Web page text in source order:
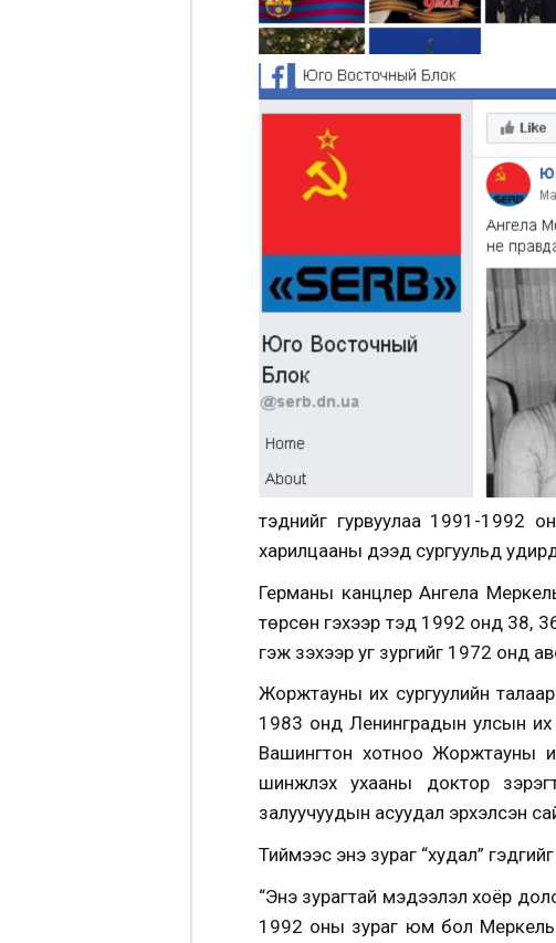
тэднийг гурвуулаа 1991-1992
харилцааны дээд сургуульд
Германы канцлер Ангела
төрсөн гэхээр тэд 1992 онд 38,
гэж үзэхээр уг зургийг 1972 онд
Жоржтауны их сургуулийн
1983 онд Ленинградын улсын их
Вашингтон хотноо Жоржтауны
шинжлэх ухааны доктор
залуучуудын асуудал эрхэлсэн
Тиймээс энэ зураг “худал”
“Энэ зурагтай мэдээлэл хоёр
1992 оны зураг юм бол Меркель